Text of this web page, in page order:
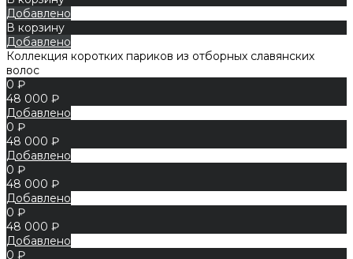
Добавлено
В корзину
Добавлено
Коллекция коротких париков из отборных славянских
волос
0 ₽
48 000 ₽
Добавлено
0 ₽
48 000 ₽
Добавлено
0 ₽
48 000 ₽
Добавлено
0 ₽
48 000 ₽
Добавлено
0 ₽